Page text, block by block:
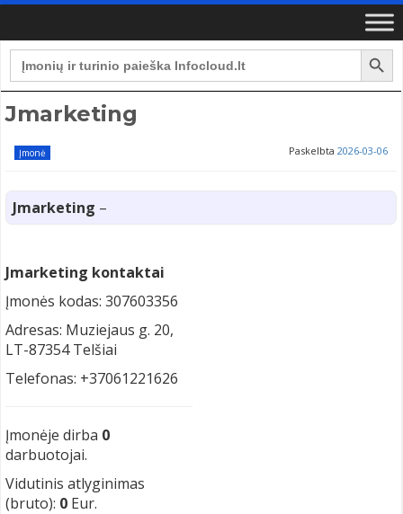
Search
for:
Search Button
Jmarketing
Įmonė Paskelbta 2026-03-06
Jmarketing –
Jmarketing kontaktai
Įmonės kodas: 307603356
Adresas: Muziejaus g. 20,
LT-87354 Telšiai
Telefonas: +37061221626
Įmonėje dirba 0
darbuotojai.
Vidutinis atlyginimas
(bruto): 0 Eur.